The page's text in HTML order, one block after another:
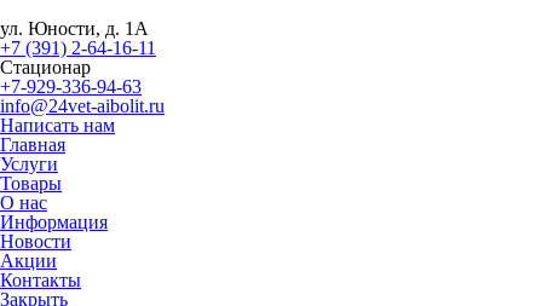
ул. Юности, д. 1А
+7 (391) 2-64-16-11
Стационар
+7-929-336-94-63
info@24vet-aibolit.ru
Написать нам
Главная
Услуги
Товары
О нас
Информация
Новости
Акции
Контакты
Закрыть